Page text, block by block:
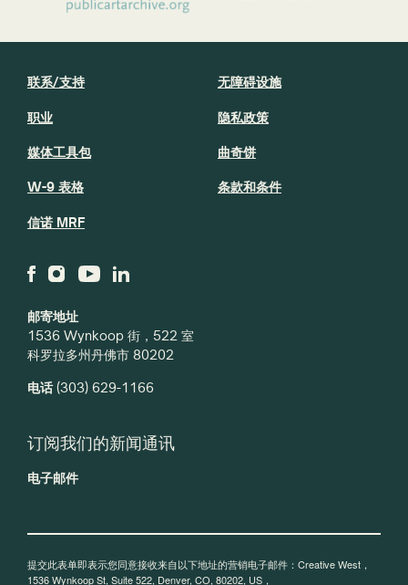
邮寄地址
1536 Wynkoop 街，522 室
科罗拉多州丹佛市 80202
电话(303) 629-1166
联系/支持
职业
媒体工具包
W-9 表格
信诺 MRF
无障碍设施
隐私政策
曲奇饼
条款和条件
订阅我们的新闻通讯
电子邮件
提交此表单即表示您同意接收来自以下地址的营销电子邮件：Creative West，
1536 Wynkoop St, Suite 522, Denver, CO, 80202, US，